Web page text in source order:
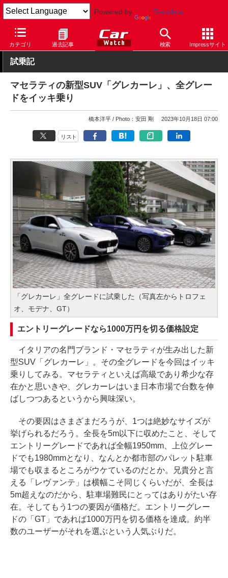
Powered by Translate
カテゴリ 過去記事 検索 Impressサイト
Car Watch 自動車 マセラティ
試乗記
マセラティの新型SUV「グレカーレ」、全グレー
ドをイッキ乗り
橋本洋平 Photo：安田 剛 2023年10月18日 07:00
リスト
「グレカーレ」全グレードに試乗した（写真左からトロフェ
オ、モデナ、GT）
エントリーグレードなら1000万円を切る価格設定
イタリアの名門ブランド・マセラティが生み出した新
型SUV「グレカーレ」。その全グレードを今回はイッキ
乗りしてみる。マセラティといえば高級であり希少な存
在かと思いきや、グレカーレはいま日本市場で台数を伸
ばしつつあるというから興味深い。
その要因はさまざまだろうが、1つは絶妙なサイズが
挙げられるだろう。全長を5m以下に収めたこと、そして
エントリーグレードであれば全幅1950mm、上位グレー
ドでも1980mmとなり、なんとか都市部のパレット駐車
場でも収まるところがウケているのだとか。兄貴分と言
える「レヴァンテ」は横幅こそ同じくらいだが、全長は
5m超えなのだから、駐車場難民にとってはありがたい存
在。そしてもう1つの要因が価格だ。エントリーグレー
ドの「GT」であれば1000万円を切る価格を達成。約半
数のユーザーがそれを選ぶという人気ぶりだ。